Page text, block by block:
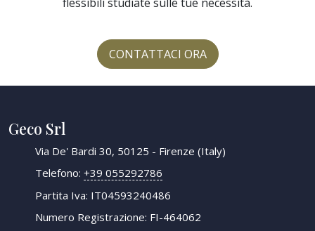
CONTATTACI ORA
Geco Srl
Via De' Bardi 30, 50125 - Firenze (Italy)
Telefono: +39 055292786
Partita Iva: IT04593240486
Numero Registrazione: FI-464062